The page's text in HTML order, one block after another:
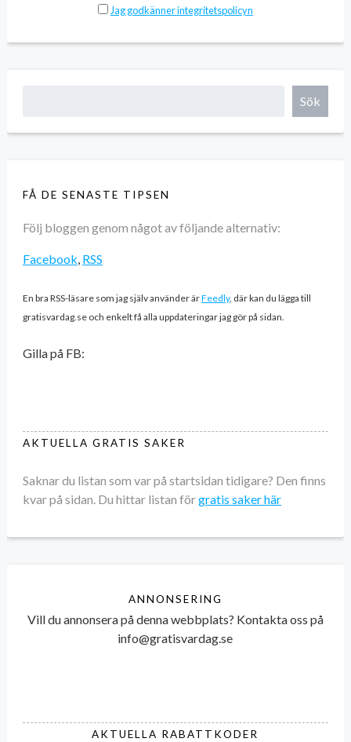
Jag godkänner integritetspolicyn
Sök
FÅ DE SENASTE TIPSEN
Följ bloggen genom något av följande alternativ:
Facebook, RSS
En bra RSS-läsare som jag själv använder ärFeedly, där kan du lägga till
gratisvardag.se och enkelt få alla uppdateringar jag gör på sidan.
Gilla på FB:
AKTUELLA GRATIS SAKER
Saknar du listan som var på startsidan tidigare? Den finns
kvar på sidan. Du hittar listan förgratis saker här
ANNONSERING
Vill du annonsera på denna webbplats? Kontakta oss på
info@gratisvardag.se
AKTUELLA RABATTKODER